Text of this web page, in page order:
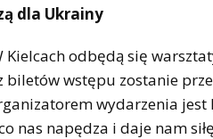
dla Ukrainy
Kielcach odbędą się
biletów wstępu zostanie
wydarzenia jest
nas napędza i daje nam